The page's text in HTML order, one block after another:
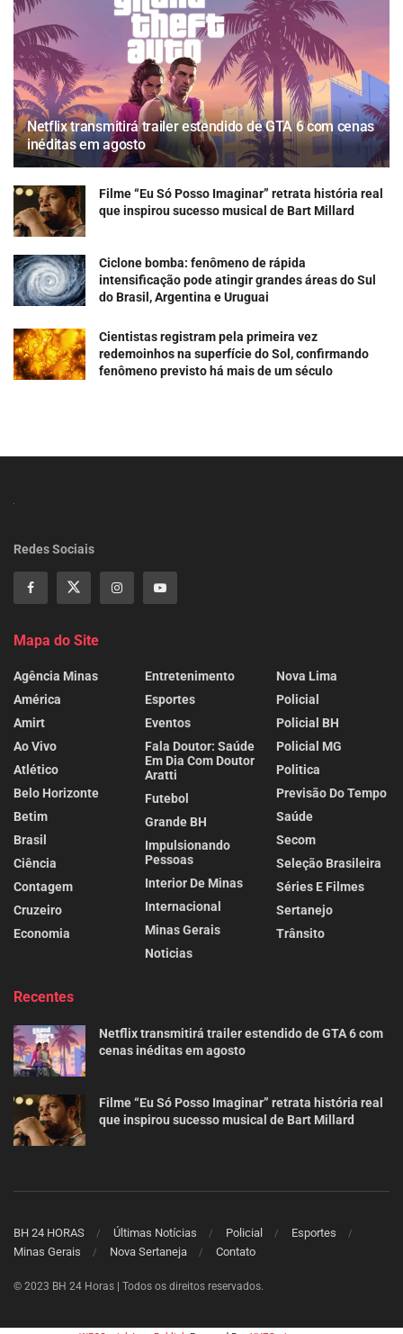
Netflix transmitirá trailer estendido de GTA 6 com cenas
inéditas em agosto
Filme “Eu Só Posso Imaginar” retrata história real
que inspirou sucesso musical de Bart Millard
Ciclone bomba: fenômeno de rápida
intensificação pode atingir grandes áreas do Sul
do Brasil, Argentina e Uruguai
Cientistas registram pela primeira vez
redemoinhos na superfície do Sol, confirmando
fenômeno previsto há mais de um século
Redes Sociais
Mapa do Site
Agência Minas
América
Amirt
Ao Vivo
Atlético
Belo Horizonte
Betim
Brasil
Ciência
Contagem
Cruzeiro
Economia
Entretenimento
Esportes
Eventos
Fala Doutor: Saúde
Em Dia Com Doutor
Aratti
Futebol
Grande BH
Impulsionando
Pessoas
Interior De Minas
Internacional
Minas Gerais
Noticias
Nova Lima
Policial
Policial BH
Policial MG
Politica
Previsão Do Tempo
Saúde
Secom
Seleção Brasileira
Séries E Filmes
Sertanejo
Trânsito
Recentes
Netflix transmitirá trailer estendido de GTA 6 com
cenas inéditas em agosto
Filme “Eu Só Posso Imaginar” retrata história real
que inspirou sucesso musical de Bart Millard
BH 24 HORAS Últimas Notícias Policial
Esportes
Minas Gerais
Nova Sertaneja Contato
© 2023 BH 24 Horas | Todos os direitos reservados.